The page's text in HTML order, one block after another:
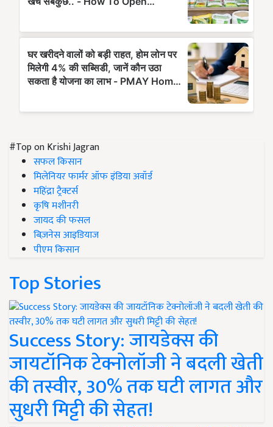
#Top on Krishi Jagran
सफल किसान
मिलेनियर फार्मर ऑफ इंडिया अवॉर्ड
महिंद्रा ट्रैक्टर्स
कृषि मशीनरी
जायद की फसल
बिज़नेस आइडियाज
पीएम किसान
Top Stories
Success Story: जायडेक्स की
जायटॉनिक टेक्नोलॉजी ने बदली खेती
की तस्वीर, 30% तक घटी लागत और
सुधरी मिट्टी की सेहत!